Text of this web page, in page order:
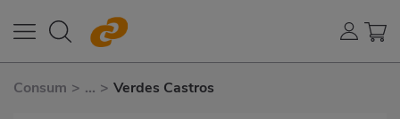
Consum > ... > Verdes Castros